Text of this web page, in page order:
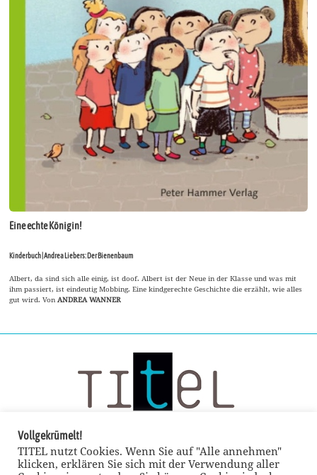
Eine echte Königin!
Kinderbuch | Andrea Liebers: Der Bienenbaum
Albert, da sind sich alle einig, ist doof. Albert ist der Neue in der Klasse und was mit
ihm passiert, ist eindeutig Mobbing. Eine kindgerechte Geschichte die erzählt, wie alles
gut wird. VonANDREA WANNER
Vollgekrümelt!
TITEL nutzt Cookies. Wenn Sie auf "Alle annehmen"
klicken, erklären Sie sich mit der Verwendung aller